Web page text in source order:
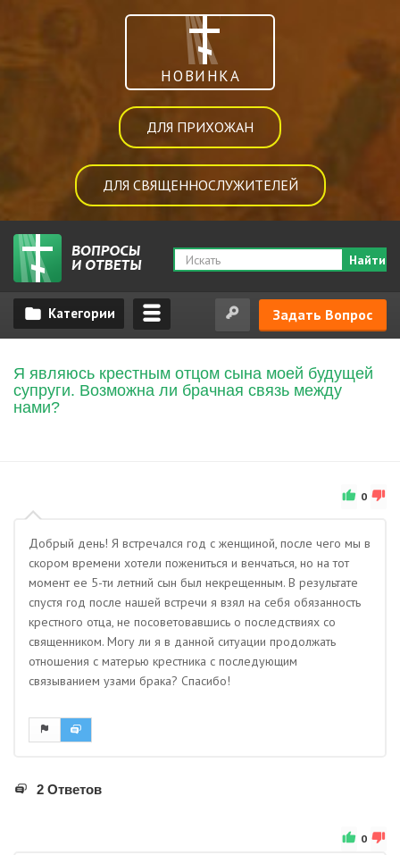
НОВИНКА
ДЛЯ ПРИХОЖАН
ДЛЯ СВЯЩЕННОСЛУЖИТЕЛЕЙ
Найти
Задать Вопрос
Я являюсь крестным отцом сына моей будущей
супруги. Возможна ли брачная связь между
нами?
0
Добрый день! Я встречался год с женщиной, после чего мы в
скором времени хотели пожениться и венчаться, но на тот
момент ее 5-ти летний сын был некрещенным. В результате
спустя год после нашей встречи я взял на себя обязанность
крестного отца, не посоветовавшись о последствиях со
священником. Могу ли я в данной ситуации продолжать
отношения с матерью крестника с последующим
связыванием узами брака? Спасибо!
2 Ответов
0